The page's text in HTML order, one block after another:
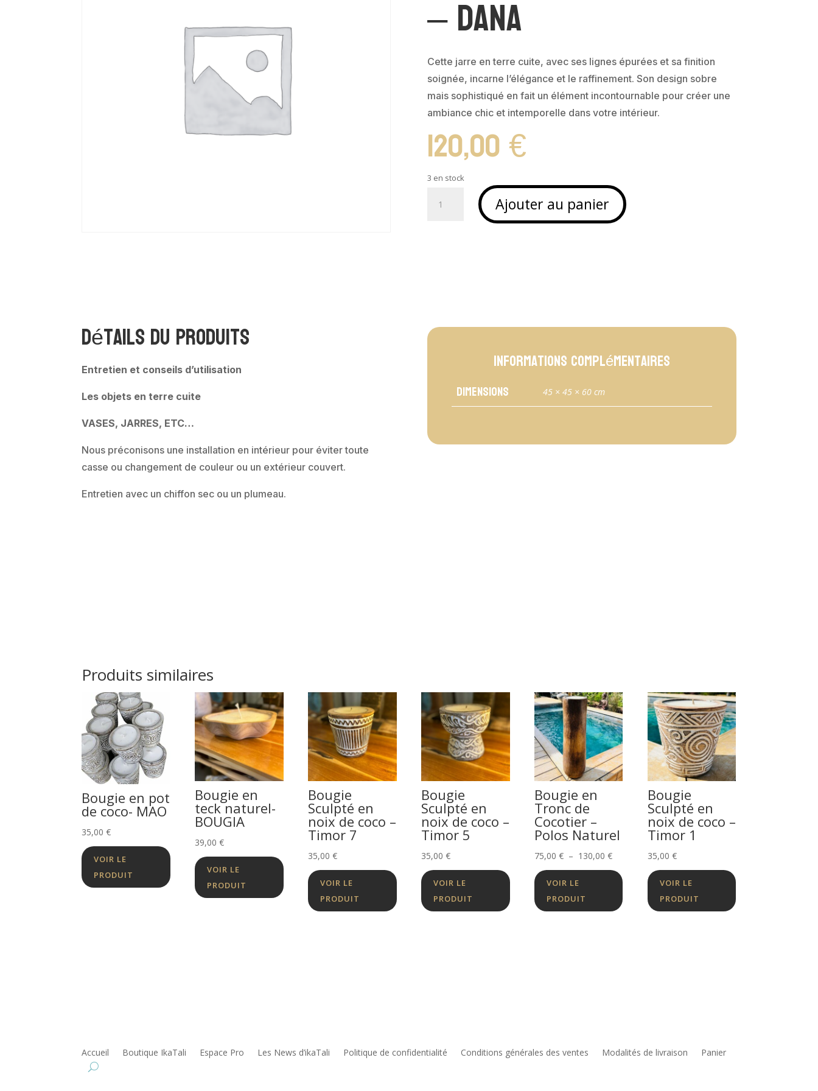
– DANA
Cette jarre en terre cuite, avec ses lignes épurées et sa finition
soignée, incarne l’élégance et le raffinement. Son design sobre
mais sophistiqué en fait un élément incontournable pour créer une
ambiance chic et intemporelle dans votre intérieur.
120,00€
3 en stock
Ajouter au panier
Détails du produits
Entretien et conseils d’utilisation
Les objets en terre cuite
VASES, JARRES, ETC…
Nous préconisons une installation en intérieur pour éviter toute
casse ou changement de couleur ou un extérieur couvert.
Entretien avec un chiffon sec ou un plumeau.
Informations complémentaires
Dimensions 45 × 45 × 60 cm
Produits similaires
Bougie en pot
de coco- MAO
35,00€
VOIR LE
PRODUIT
Bougie en
teck naturel-
BOUGIA
39,00€
VOIR LE
PRODUIT
Bougie
Sculpté en
noix de coco –
Timor 7
35,00€
VOIR LE
PRODUIT
Bougie
Sculpté en
noix de coco –
Timor 5
35,00€
VOIR LE
PRODUIT
Bougie en
Tronc de
Cocotier –
Polos Naturel
75,00€ – 130,00€Plage
de
75,00 €
VOIR LE
PRODUIT
Bougie
Sculpté en
noix de coco –
Timor 1
35,00€
VOIR LE
PRODUIT
Accueil Boutique IkaTali Espace Pro Les News d’ikaTali Politique de confidentialité Conditions générales des ventes Modalités de livraison Panier